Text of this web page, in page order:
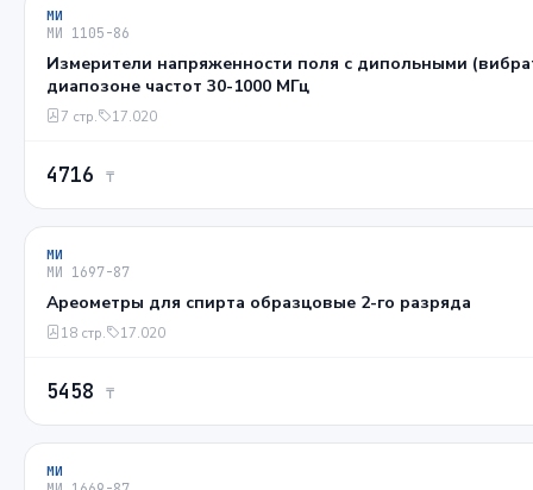
МИ
МИ 1105-86
Измерители напряженности поля с дипольными
диапозоне частот 30-1000 МГц
7 стр. 17.020
4716 ₸
МИ
МИ 1697-87
Ареометры для спирта образцовые 2-го разряда
18 стр. 17.020
5458 ₸
МИ